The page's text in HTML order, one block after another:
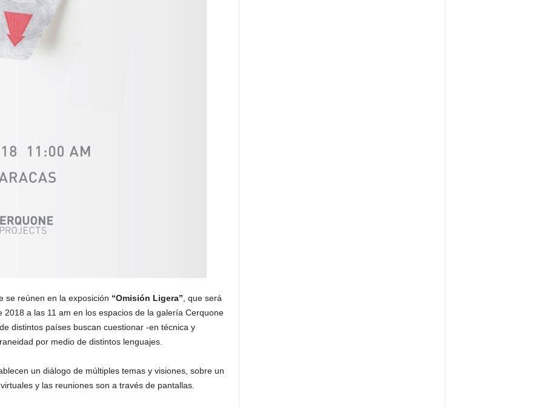
se reúnen en la exposición “Omisión Ligera” , que será
a las 11 am en los espacios de la galería Cerquone
distintos países buscan cuestionar -en técnica y
por medio de distintos lenguajes.
un diálogo de múltiples temas y visiones, sobre un
y las reuniones son a través de pantallas.